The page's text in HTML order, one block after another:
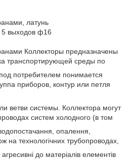
латунь
выходов ф16
Коллекторы предназначены
транспортирующей среды по
потребителем понимается
приборов, контур или петля
ветви системы. Коллектора могут
систем холодного (в том
опалення,
на технологічних трубопроводах,
до матеріалів елементів